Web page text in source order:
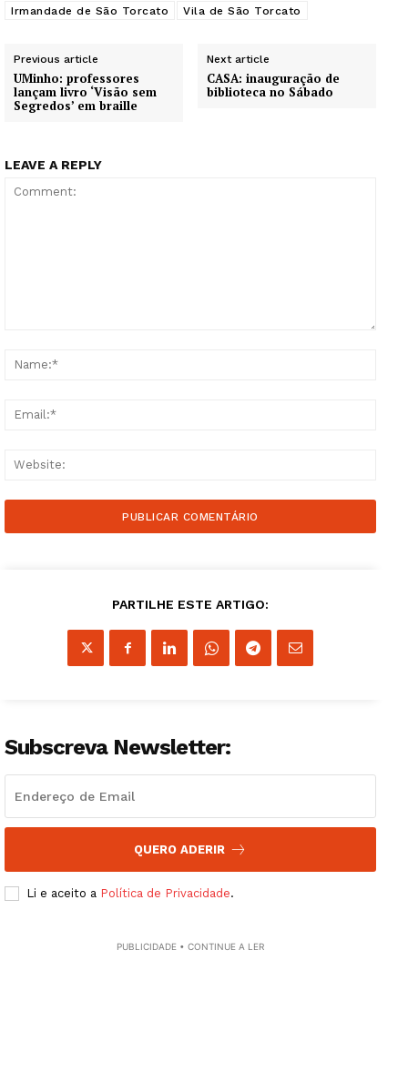
Irmandade de São Torcato
Vila de São Torcato
Previous article
UMinho: professores
lançam livro ‘Visão sem
Segredos’ em braille
Next article
CASA: inauguração de
biblioteca no Sábado
LEAVE A REPLY
PARTILHE ESTE ARTIGO:
Subscreva Newsletter:
QUERO ADERIR
Li e aceito a Política de Privacidade.
PUBLICIDADE • CONTINUE A LER